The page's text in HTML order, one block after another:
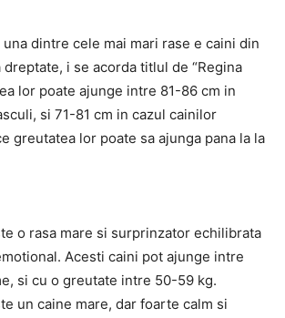
una dintre cele mai mari rase e caini din
i se acorda titlul de “Regina
lor poate ajunge intre 81-86 cm in
si 71-81 cm in cazul cainilor
greutatea lor poate sa ajunga pana la la
o rasa mare si surprinzator echilibrata
Acesti caini pot ajunge intre
si cu o greutate intre 50-59 kg.
un caine mare, dar foarte calm si